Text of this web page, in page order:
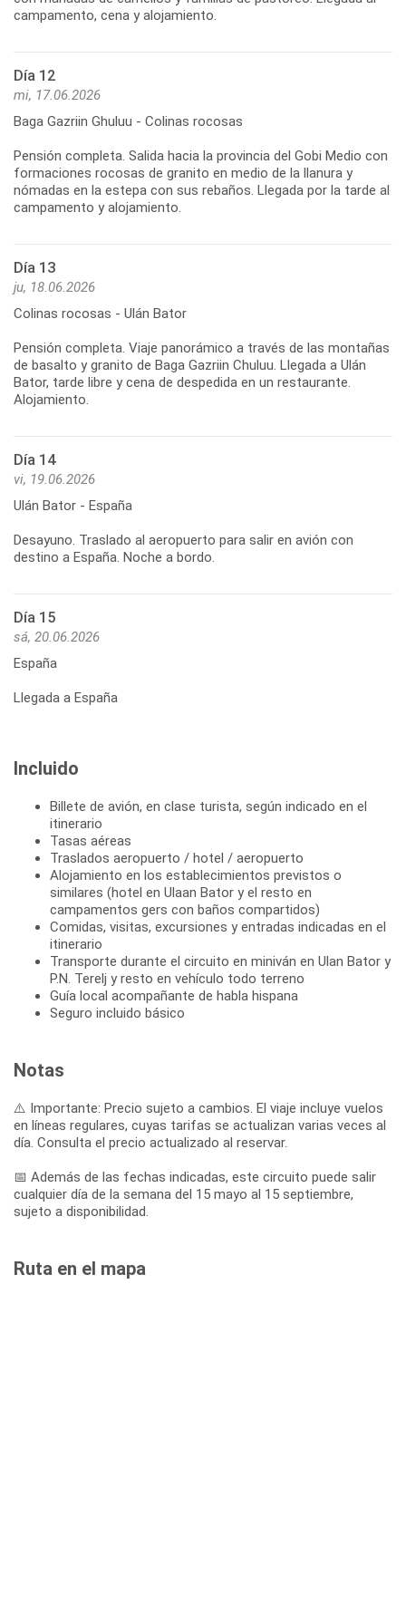
campamento, cena y alojamiento.
Día 12
mi, 17.06.2026
Baga Gazriin Ghuluu - Colinas rocosas
Pensión completa. Salida hacia la provincia del Gobi Medio con
formaciones rocosas de granito en medio de la llanura y
nómadas en la estepa con sus rebaños. Llegada por la tarde al
Día 13
ju, 18.06.2026
Colinas rocosas - Ulán Bator
Pensión completa. Viaje panorámico a través de las montañas
de basalto y granito de Baga Gazriin Chuluu. Llegada a Ulán
Bator, tarde libre y cena de despedida en un restaurante.
Día 14
vi, 19.06.2026
Ulán Bator - España
Desayuno. Traslado al aeropuerto para salir en avión con
Día 15
sá, 20.06.2026
España
Llegada a España
Incluido
Billete de avión, en clase turista, según indicado en el
itinerario
Tasas aéreas
Traslados aeropuerto / hotel / aeropuerto
Alojamiento en los establecimientos previstos o
similares (hotel en Ulaan Bator y el resto en
campamentos gers con baños compartidos)
Comidas, visitas, excursiones y entradas indicadas en el
itinerario
Transporte durante el circuito en miniván en Ulan Bator y
P.N. Terelj y resto en vehículo todo terreno
Guía local acompañante de habla hispana
Seguro incluido básico
Notas
⚠️ Importante: Precio sujeto a cambios. El viaje incluye vuelos
en líneas regulares, cuyas tarifas se actualizan varias veces al
día. Consulta el precio actualizado al reservar.
📅 Además de las fechas indicadas, este circuito puede salir
cualquier día de la semana del 15 mayo al 15 septiembre,
sujeto a disponibilidad.
Ruta en el mapa